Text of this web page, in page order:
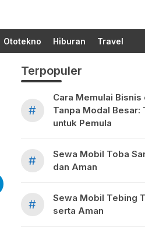
Ototekno Hiburan Travel
Terpopuler
#
Cara Memulai Bisnis
Tanpa Modal Besar:
untuk Pemula
#
Sewa Mobil Toba
dan Aman
#
Sewa Mobil Tebing
serta Aman